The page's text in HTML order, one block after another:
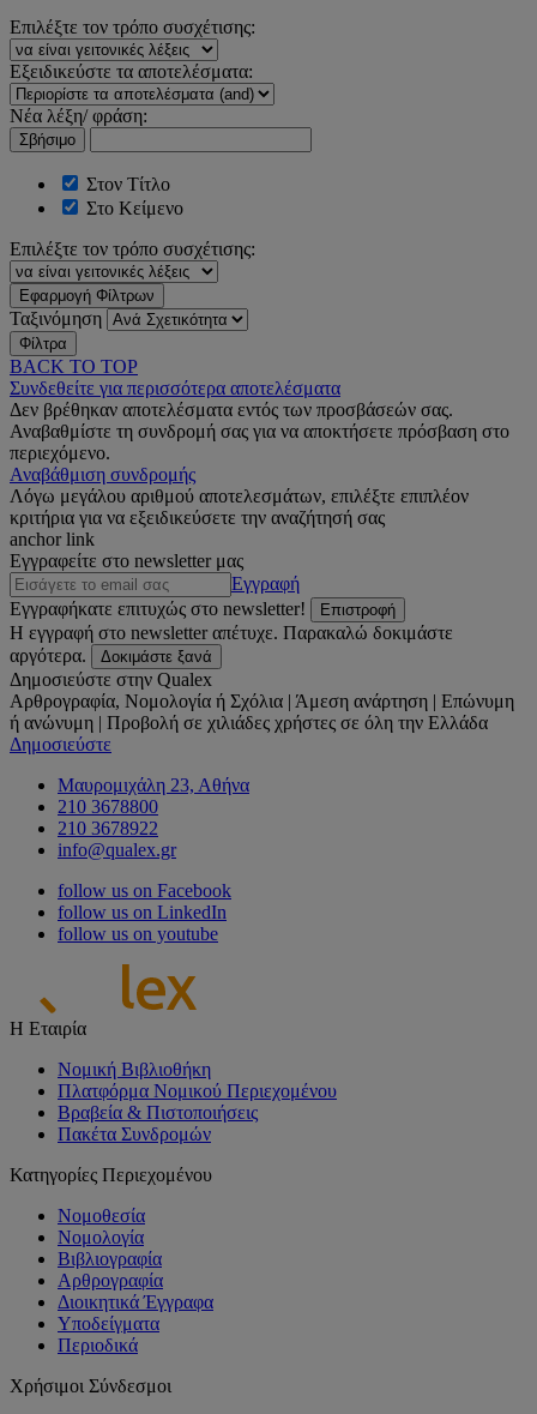
Επιλέξτε τον τρόπο συσχέτισης:
Εξειδικεύστε τα αποτελέσματα:
Νέα λέξη/ φράση:
Σβήσιμο
Στον Τίτλο
Στο Κείμενο
Επιλέξτε τον τρόπο συσχέτισης:
Εφαρμογή Φίλτρων
Ταξινόμηση
Φίλτρα
BACK TO TOP
Συνδεθείτε για περισσότερα αποτελέσματα
Δεν βρέθηκαν αποτελέσματα εντός των προσβάσεών σας.
Αναβαθμίστε τη συνδρομή σας για να αποκτήσετε πρόσβαση στο
περιεχόμενο.
Αναβάθμιση συνδρομής
Λόγω μεγάλου αριθμού αποτελεσμάτων, επιλέξτε επιπλέον
κριτήρια για να εξειδικεύσετε την αναζήτησή σας
anchor link
Εγγραφείτε στο newsletter μας
Εγγραφή
Εγγραφήκατε επιτυχώς στο newsletter!
Επιστροφή
Η εγγραφή στο newsletter απέτυχε. Παρακαλώ δοκιμάστε
αργότερα.
Δοκιμάστε ξανά
Δημοσιεύστε στην Qualex
Αρθρογραφία, Νομολογία ή Σχόλια | Άμεση ανάρτηση | Επώνυμη
ή ανώνυμη | Προβολή σε χιλιάδες χρήστες σε όλη την Ελλάδα
Δημοσιεύστε
Μαυρομιχάλη 23, Αθήνα
210 3678800
210 3678922
info@qualex.gr
follow us on Facebook
follow us on LinkedIn
follow us on youtube
Η Εταιρία
Νομική Βιβλιοθήκη
Πλατφόρμα Νομικού Περιεχομένου
Βραβεία & Πιστοποιήσεις
Πακέτα Συνδρομών
Κατηγορίες Περιεχομένου
Νομοθεσία
Νομολογία
Βιβλιογραφία
Αρθρογραφία
Διοικητικά Έγγραφα
Υποδείγματα
Περιοδικά
Χρήσιμοι Σύνδεσμοι